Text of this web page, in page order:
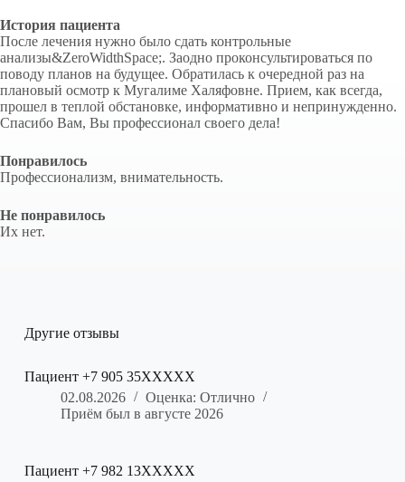
История пациента
После лечения нужно было сдать контрольные
анализы&ZeroWidthSpace;. Заодно проконсультироваться по
поводу планов на будущее. Обратилась к очередной раз на
плановый осмотр к Мугалиме Халяфовне. Прием, как всегда,
прошел в теплой обстановке, информативно и непринужденно.
Спасибо Вам, Вы профессионал своего дела!
Понравилось
Профессионализм, внимательность.
Не понравилось
Их нет.
Другие отзывы
Пациент +7 905 35XXXXX
02.08.2026
Оценка: Отлично
Приём был в августе 2026
Пациент +7 982 13XXXXX